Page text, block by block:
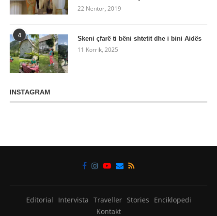
22 Nëntor, 2019
4 Skeni çfarë ti bëni shtetit dhe i bini Aidës
11 Korrik, 2025
INSTAGRAM
Editorial Intervista Traveller Stories
Enciklopedi
Kontakt